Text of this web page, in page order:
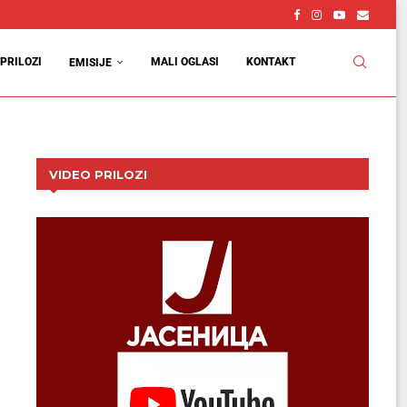
PRILOZI EMISIJE MALI OGLASI KONTAKT
VIDEO PRILOZI